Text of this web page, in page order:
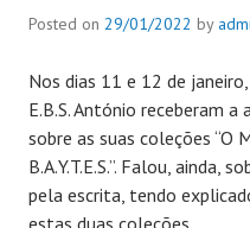
Posted on 29/01/2022 by
Nos dias 11 e 12 de
E.B.S. António receberam
sobre as suas coleções “O
B.A.Y.T.E.S.”. Falou, ainda,
pela escrita, tendo